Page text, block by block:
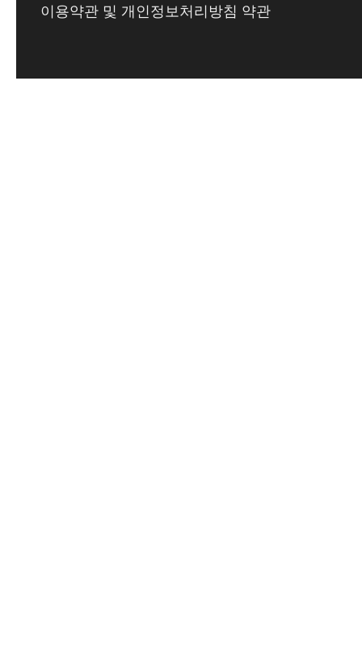
이용약관 및 개인정보처리방침 약관